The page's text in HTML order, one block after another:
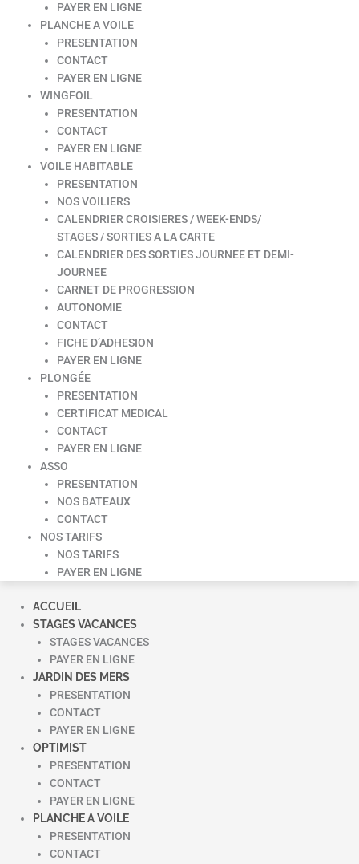
PAYER EN LIGNE
PLANCHE A VOILE
PRESENTATION
CONTACT
PAYER EN LIGNE
WINGFOIL
PRESENTATION
CONTACT
PAYER EN LIGNE
VOILE HABITABLE
PRESENTATION
NOS VOILIERS
CALENDRIER CROISIERES / WEEK-ENDS/
STAGES / SORTIES A LA CARTE
CALENDRIER DES SORTIES JOURNEE ET DEMI-
JOURNEE
CARNET DE PROGRESSION
AUTONOMIE
CONTACT
FICHE D’ADHESION
PAYER EN LIGNE
PLONGÉE
PRESENTATION
CERTIFICAT MEDICAL
CONTACT
PAYER EN LIGNE
ASSO
PRESENTATION
NOS BATEAUX
CONTACT
NOS TARIFS
NOS TARIFS
PAYER EN LIGNE
ACCUEIL
STAGES VACANCES
STAGES VACANCES
PAYER EN LIGNE
JARDIN DES MERS
PRESENTATION
CONTACT
PAYER EN LIGNE
OPTIMIST
PRESENTATION
CONTACT
PAYER EN LIGNE
PLANCHE A VOILE
PRESENTATION
CONTACT